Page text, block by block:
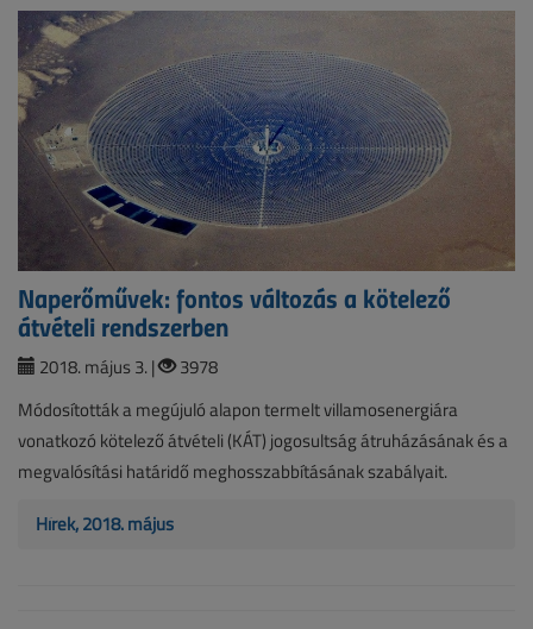
Naperőművek: fontos változás a kötelező
átvételi rendszerben
2018. május 3. |
3978
Módosították a megújuló alapon termelt villamosenergiára
vonatkozó kötelező átvételi (KÁT) jogosultság átruházásának és a
megvalósítási határidő meghosszabbításának szabályait.
Hírek, 2018. május